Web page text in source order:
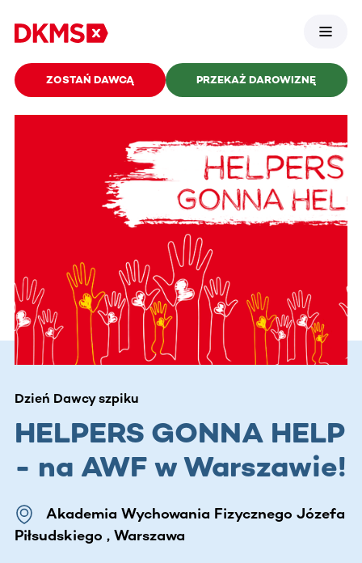
ZOSTAŃ DAWCĄ PRZEKAŻ DAROWIZNĘ
Dzień Dawcy szpiku
HELPERS GONNA HELP
- na AWF w Warszawie!
Akademia Wychowania Fizycznego Józefa
Piłsudskiego , Warszawa